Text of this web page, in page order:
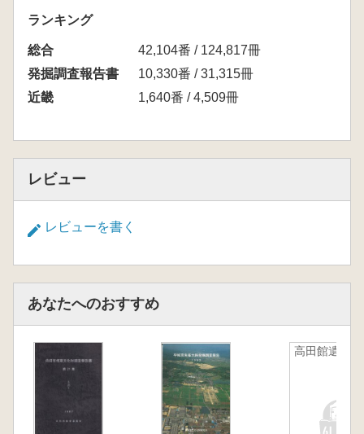
ランキング
総合
42,104番 / 124,817冊
発掘調査報告書
10,330番 / 31,315冊
近畿
1,640番 / 4,509冊
レビュー
レビューを書く
あなたへのおすすめ
高田館遺跡